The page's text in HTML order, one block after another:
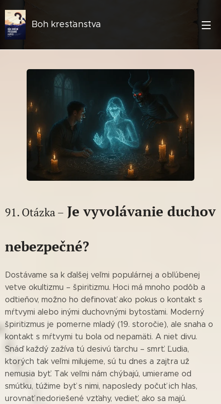
Boh kresťanstva
91. Otázka – Je vyvolávanie duchov
nebezpečné?
Dostávame sa k ďalšej veľmi populárnej a obľúbenej
vetve okultizmu – špiritizmu. Hoci má mnoho podôb a
odtieňov, možno ho definovať ako pokus o kontakt s
mŕtvymi alebo inými duchovnými bytosťami. Moderný
špiritizmus je pomerne mladý (19. storočie), ale snaha o
kontakt s mŕtvymi tu bola od nepamäti. A niet divu.
Snáď každý zažíva tú desivú ťarchu – smrť. Ľudia,
ktorých tak veľmi milujeme, sú tu dnes a zajtra už
nemusia byť. Tak veľmi nám chýbajú, umierame od
smútku, túžime byť s nimi, naposledy počuť ich hlas,
urovnať nedoriešené vzťahy, vedieť, ako sa majú.